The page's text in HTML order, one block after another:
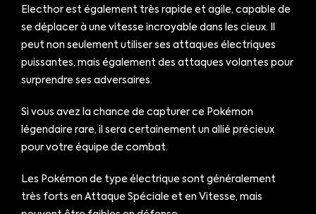
Electhor est également très rapide et agile, capable de
se déplacer à une vitesse incroyable dans les cieux. Il
peut non seulement utiliser ses attaques électriques
puissantes, mais également des attaques volantes pour
surprendre ses adversaires.
Si vous avez la chance de capturer ce Pokémon
légendaire rare, il sera certainement un allié précieux
pour votre équipe de combat.
Les Pokémon de type électrique sont généralement
très forts en Attaque Spéciale et en Vitesse, mais